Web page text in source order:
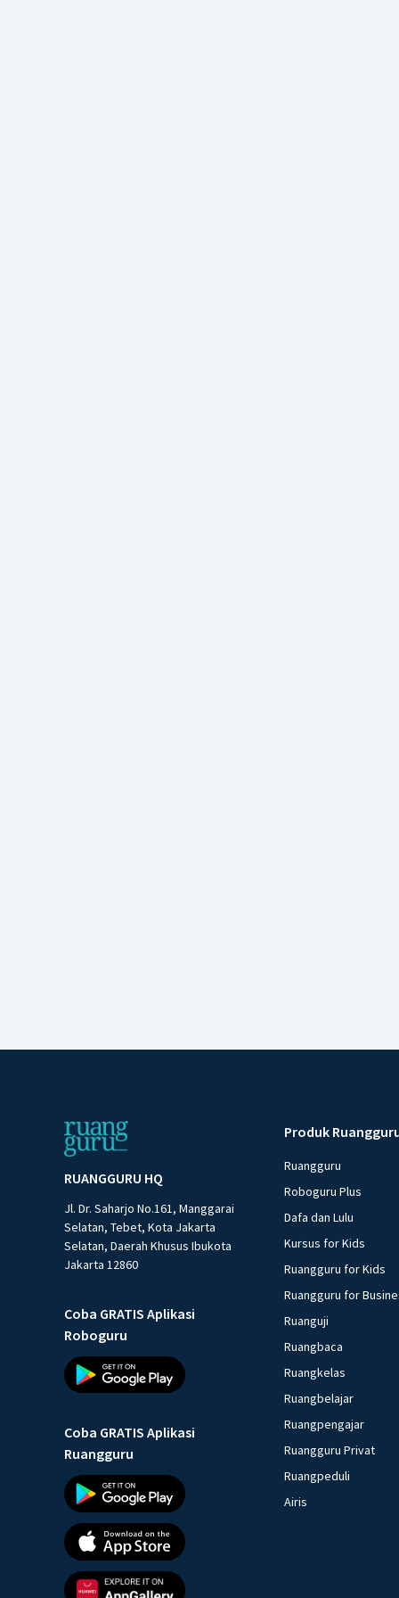
RUANGGURU HQ
Jl. Dr. Saharjo No.161, Manggarai
Selatan, Tebet, Kota Jakarta
Selatan, Daerah Khusus Ibukota
Jakarta 12860
Coba GRATIS Aplikasi
Roboguru
Coba GRATIS Aplikasi
Ruangguru
Produk
Ruangguru
Roboguru Plus
Dafa dan Lulu
Kursus for Kids
Ruangguru for Kids
Ruangguru for
Ruanguji
Ruangbaca
Ruangkelas
Ruangbelajar
Ruangpengajar
Ruangguru Privat
Ruangpeduli
Airis